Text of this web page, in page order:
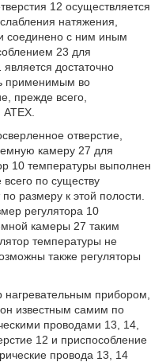
12 осуществляется
натяжения,
соединено с ним иным
23 для
достаточно
применимым во
прежде всего,
АТЕХ.
отверстие,
камеру 27 для
10 температуры выполнен
по существу
размеру к этой полости.
регулятора 10
камеры 27 таким
температуры не
также регуляторы
прибором,
известным самим по
проводами 13, 14,
12 и приспособление
провода 13, 14